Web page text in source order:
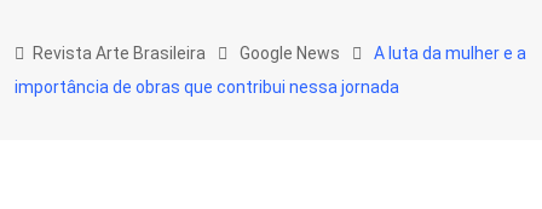
to
content
Revista Arte Brasileira Google News
A luta da mulher e a
importância de obras que contribui nessa jornada